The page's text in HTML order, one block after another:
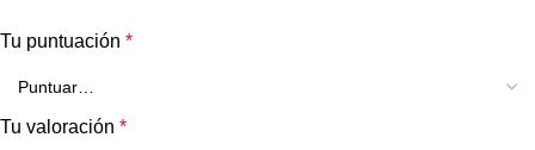
Tu puntuación *
Tu valoración *